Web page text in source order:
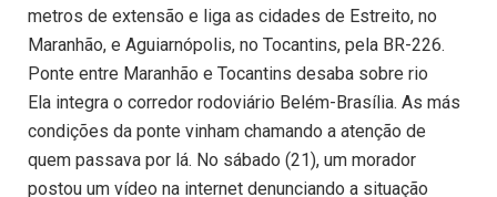
metros de extensão e liga as cidades de Estreito, no
Maranhão, e Aguiarnópolis, no Tocantins, pela BR-226.
Ponte entre Maranhão e Tocantins desaba sobre rio
Ela integra o corredor rodoviário Belém-Brasília. As más
condições da ponte vinham chamando a atenção de
quem passava por lá. No sábado (21), um morador
postou um vídeo na internet denunciando a situação